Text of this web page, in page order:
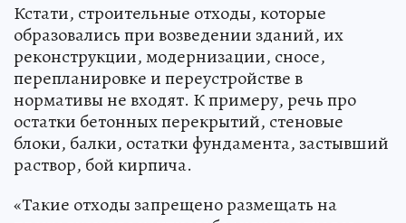
Кстати, строительные отходы, которые
образовались при возведении зданий, их
реконструкции, модернизации, сносе,
перепланировке и переустройстве в
нормативы не входят. К примеру, речь про
остатки бетонных перекрытий, стеновые
блоки, балки, остатки фундамента, застывший
раствор, бой кирпича.
«Такие отходы запрещено размещать на